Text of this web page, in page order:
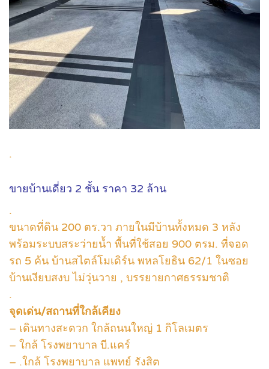
.
ขายบ้านเดี่ยว 2 ชั้น ราคา 32 ล้าน
.
ขนาดที่ดิน 200 ตร.วา ภายในมีบ้านทั้งหมด 3 หลัง
พร้อมระบบสระว่ายน้ำ พื้นที่ใช้สอย 900 ตรม. ที่จอด
รถ 5 ค้น บ้านสไตล์โมเดิร์น พหลโยธิน 62/1 ในซอย
บ้านเงียบสงบ ไม่วุ่นวาย , บรรยายกาศธรรมชาติ
.
จุดเด่น/สถานที่ใกล้เคียง
– เดินทางสะดวก ใกล้ถนนใหญ่ 1 กิโลเมตร
– ใกล้ โรงพยาบาล บี.แคร์
– .ใกล้ โรงพยาบาล แพทย์ รังสิต